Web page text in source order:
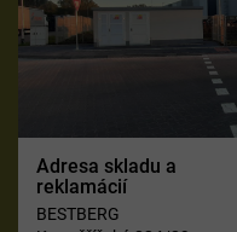
Adresa skladu a
reklamácií
BESTBERG